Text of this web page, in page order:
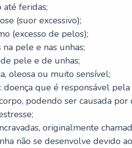
até feridas;
(suor excessivo);
(excesso de pelos);
na pele e nas unhas;
pele e de unhas;
oleosa ou muito sensível;
doença que é responsável
podendo ser causada
originalmente
não se desenvolve devido